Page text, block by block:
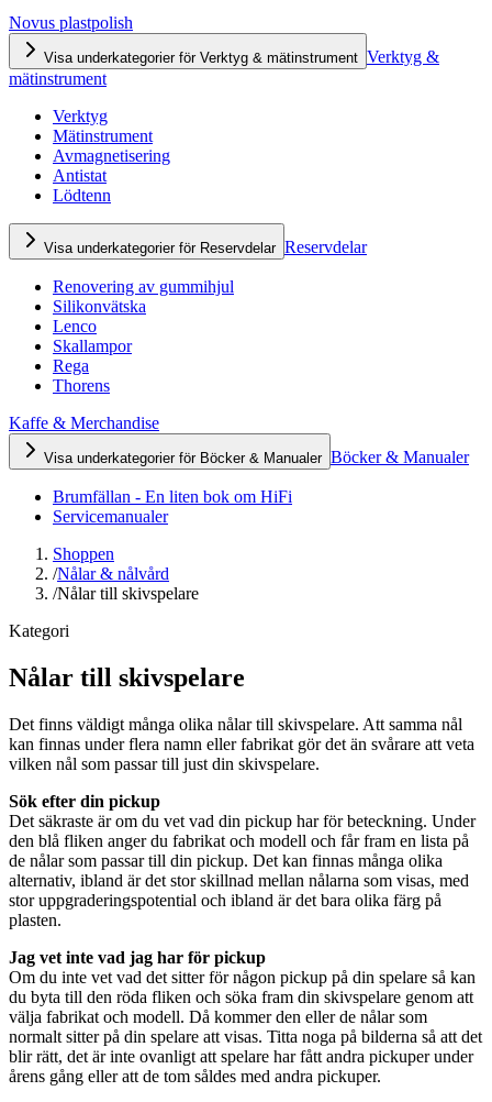
Novus plastpolish
Visa underkategorier för Verktyg & mätinstrument Verktyg &
mätinstrument
Verktyg
Mätinstrument
Avmagnetisering
Antistat
Lödtenn
Visa underkategorier för Reservdelar Reservdelar
Renovering av gummihjul
Silikonvätska
Lenco
Skallampor
Rega
Thorens
Kaffe & Merchandise
Visa underkategorier för Böcker & Manualer Böcker & Manualer
Brumfällan - En liten bok om HiFi
Servicemanualer
Shoppen
/Nålar & nålvård
/Nålar till skivspelare
Kategori
Nålar till skivspelare
Det finns väldigt många olika nålar till skivspelare. Att samma nål
kan finnas under flera namn eller fabrikat gör det än svårare att veta
vilken nål som passar till just din skivspelare.
Sök efter din pickup
Det säkraste är om du vet vad din pickup har för beteckning. Under
den blå fliken anger du fabrikat och modell och får fram en lista på
de nålar som passar till din pickup. Det kan finnas många olika
alternativ, ibland är det stor skillnad mellan nålarna som visas, med
stor uppgraderingspotential och ibland är det bara olika färg på
plasten.
Jag vet inte vad jag har för pickup
Om du inte vet vad det sitter för någon pickup på din spelare så kan
du byta till den röda fliken och söka fram din skivspelare genom att
välja fabrikat och modell. Då kommer den eller de nålar som
normalt sitter på din spelare att visas. Titta noga på bilderna så att det
blir rätt, det är inte ovanligt att spelare har fått andra pickuper under
årens gång eller att de tom såldes med andra pickuper.